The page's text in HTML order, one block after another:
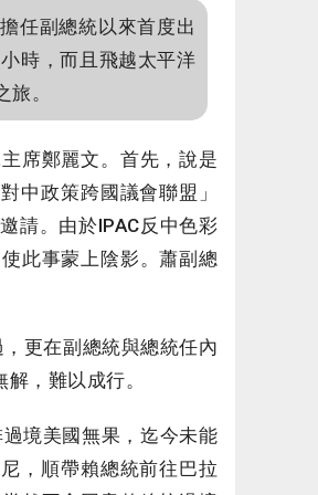
任副總統以來首度出
時，而且飛越太平洋
。
席鄭麗文。首先，說是
中政策跨國議會聯盟」
請。由於IPAC反中色彩
此事蒙上陰影。蕭副總
更在副總統與總統任內
，難以成行。
境美國無果，迄今未能
，順帶賴總統前往巴拉